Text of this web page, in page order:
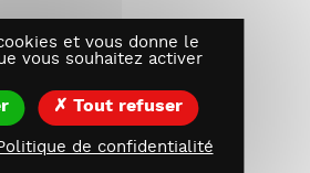
et vous donne le
vous souhaitez activer
Tout refuser
de confidentialité